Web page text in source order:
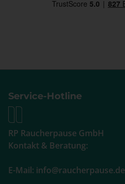
Service-Hotline
RP Raucherpause GmbH
Kontakt & Beratung:
E-Mail: info@raucherpause.de